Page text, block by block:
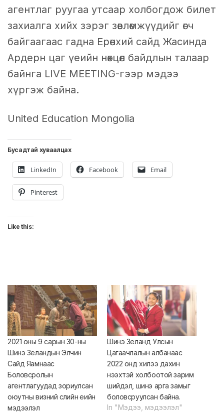
агентлаг руугаа утсаар холбогдож билет
захиалга хийх зэрэг зөвлөмжүүдийг өгч
байгаагаас гадна Ерөнхий сайд Жасинда
Ардерн цаг үеийн нөхцөл байдлын талаар
байнга LIVE MEETING-гээр мэдээ
хүргэж байна.
United Education Mongolia
Бусадтай хуваалцах
LinkedIn Facebook Email
Pinterest
Like this:
2021 оны 9 сарын 30-ны
Шинэ Зеландын Элчин
Сайд Яамнаас
Боловсролын
агентлагуудад зориулсан
оюутны визний сүүлийн үеийн
мэдээлэл
Шинэ Зеланд Улсын
Цагаачлалын албанаас
2022 онд хилээ дахин
нээхтэй холбоотой зарим
шийдэл, шинэ арга замыг
боловсруулсан байна.
In "Мэдээ, мэдээлэл"